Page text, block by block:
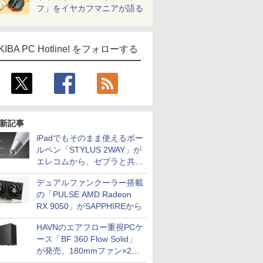
フ」をイヤカフマニアが語る
PC Hotline! をフォローする
記事
iPadでもそのまま使えるボー
ルペン「STYLUS 2WAY」が
エレコムから、ゼブラと共同
開発
デュアルファンクーラー搭載
の「PULSE AMD Radeon
RX 9050」がSAPPHIREから
HAVNのエアフロー重視PCケ
ース「BF 360 Flow Solid」
が発売、180mmファン×2搭